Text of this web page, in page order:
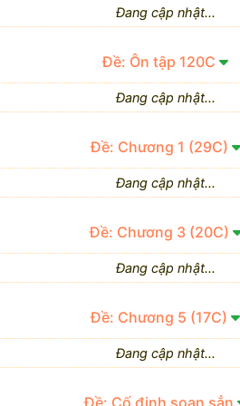
Đang cập nhật...
Đề: Ôn tập 120C
Đang cập nhật...
Đề: Chương 1 (29C)
Đang cập nhật...
Đề: Chương 3 (20C)
Đang cập nhật...
Đề: Chương 5 (17C)
Đang cập nhật...
Đề: Cố định soạn sẳn